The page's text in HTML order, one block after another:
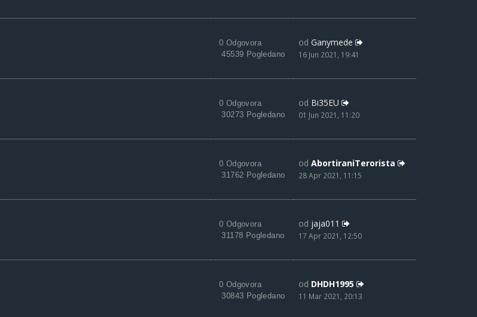
0 Odgovora
45539 Pogledano
od Ganymede
16 Jun 2021, 19:41
0 Odgovora
30273 Pogledano
od Bi35EU
01 Jun 2021, 11:20
0 Odgovora
31762 Pogledano
od AbortiraniTerorista
28 Apr 2021, 11:15
0 Odgovora
31178 Pogledano
od jaja011
17 Apr 2021, 12:50
0 Odgovora
30843 Pogledano
od DHDH1995
11 Mar 2021, 20:13